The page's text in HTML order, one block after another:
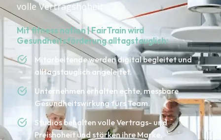
volle Vertragshoheit
Mit fitness nation | FairTrain wird
Gesundheitsförderung alltagstauglich:
Mitarbeitende werden digital begleitet und
alltagstauglich angeleitet.
Unternehmen erhalten echte, messbare
Gesundheitswirkung fürs Team.
Studios behalten volle Vertrags- und
Preishoheit und stärken ihre Marke.